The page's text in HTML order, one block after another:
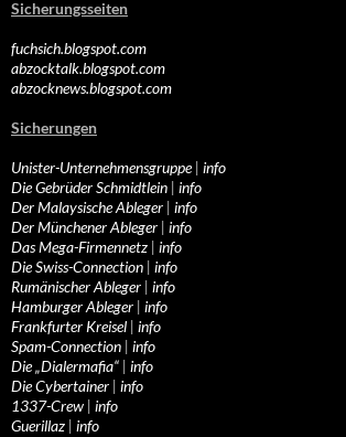
Sicherungsseiten
fuchsich.blogspot.com
abzocktalk.blogspot.com
abzocknews.blogspot.com
Sicherungen
Unister-Unternehmensgruppe| info
Die Gebrüder Schmidtlein | info
Der Malaysische Ableger | info
Der Münchener Ableger | info
Das Mega-Firmennetz | info
Die Swiss-Connection | info
Rumänischer Ableger | info
Hamburger Ableger | info
Frankfurter Kreisel | info
Spam-Connection | info
Die „Dialermafia“ | info
Die Cybertainer | info
1337-Crew | info
Guerillaz | info